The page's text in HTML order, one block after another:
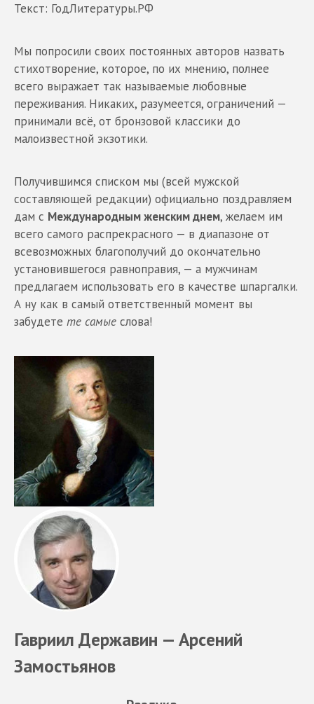
Текст: ГодЛитературы.РФ
Мы попросили своих постоянных авторов назвать
стихотворение, которое, по их мнению, полнее
всего выражает так называемые любовные
переживания. Никаких, разумеется, ограничений —
принимали всё, от бронзовой классики до
малоизвестной экзотики.
Получившимся списком мы (всей мужской
составляющей редакции) официально поздравляем
дам с Международным женским днем, желаем им
всего самого распрекрасного — в диапазоне от
всевозможных благополучий до окончательно
установившегося равноправия, — а мужчинам
предлагаем использовать его в качестве шпаргалки.
А ну как в самый ответственный момент вы
забудете те самые слова!
Гавриил Державин — Арсений
Замостьянов